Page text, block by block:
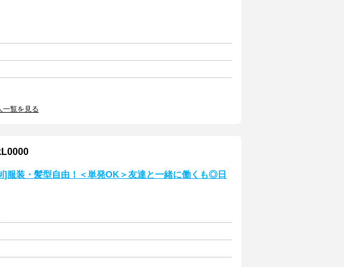
一覧を見る
]服装・髪型自由！＜単発OK＞友達と一緒に働くも◎日